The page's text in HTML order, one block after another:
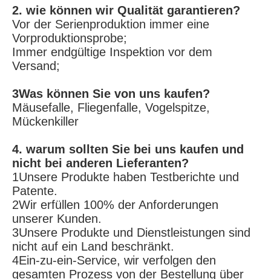
Vor der Serienproduktion immer eine
Vorproduktionsprobe;
Immer endgültige Inspektion vor dem
Versand;
Mäusefalle, Fliegenfalle, Vogelspitze,
Mückenkiller
nicht bei anderen Lieferanten?
1Unsere Produkte haben Testberichte und
Patente.
2Wir erfüllen 100% der Anforderungen
unserer Kunden.
3Unsere Produkte und Dienstleistungen sind
nicht auf ein Land beschränkt.
4Ein-zu-ein-Service, wir verfolgen den
gesamten Prozess von der Bestellung über
den Empfang bis zum Verkauf.